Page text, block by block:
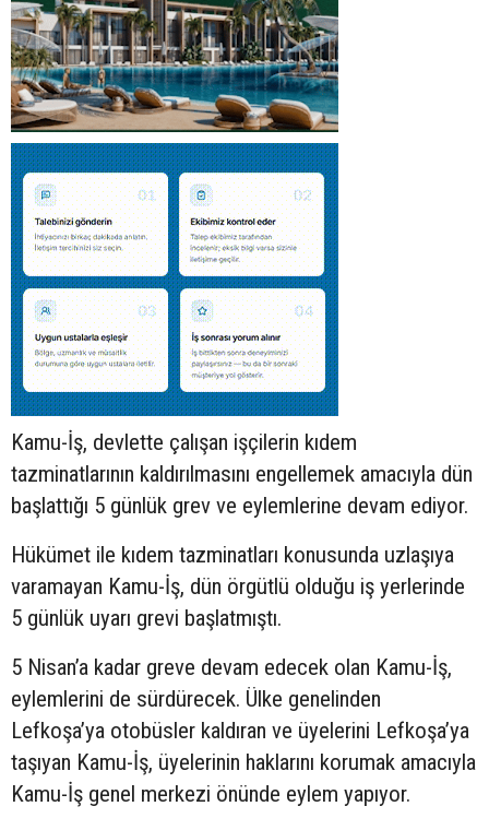
Kamu-İş, devlette çalışan işçilerin kıdem
tazminatlarının kaldırılmasını engellemek amacıyla dün
başlattığı 5 günlük grev ve eylemlerine devam ediyor.
Hükümet ile kıdem tazminatları konusunda uzlaşıya
varamayan Kamu-İş, dün örgütlü olduğu iş yerlerinde
5 günlük uyarı grevi başlatmıştı.
5 Nisan’a kadar greve devam edecek olan Kamu-İş,
eylemlerini de sürdürecek. Ülke genelinden
Lefkoşa’ya otobüsler kaldıran ve üyelerini Lefkoşa’ya
taşıyan Kamu-İş, üyelerinin haklarını korumak amacıyla
Kamu-İş genel merkezi önünde eylem yapıyor.